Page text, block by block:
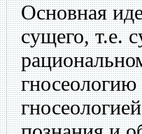
Основная
сущего, т.е.
гносеологию